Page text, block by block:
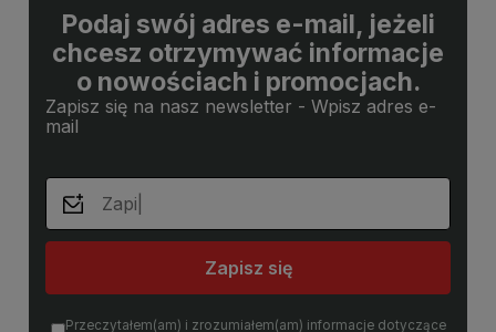
Podaj swój adres e-mail, jeżeli
chcesz otrzymywać informacje
o nowościach i promocjach.
Zapisz się na nasz newsletter - Wpisz adres e-
mail
Zapisz się
Przeczytałem(am) i zrozumiałem(am) informacje dotyczące